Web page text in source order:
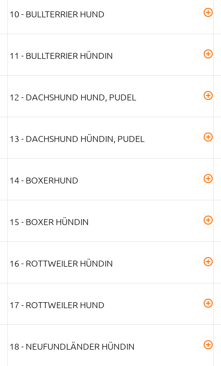
10 - BULLTERRIER HUND
11 - BULLTERRIER HÜNDIN
12 - DACHSHUND HUND, PUDEL
13 - DACHSHUND HÜNDIN, PUDEL
14 - BOXERHUND
15 - BOXER HÜNDIN
16 - ROTTWEILER HÜNDIN
17 - ROTTWEILER HUND
18 - NEUFUNDLÄNDER HÜNDIN